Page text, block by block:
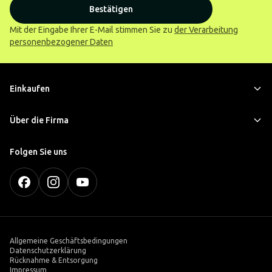
Bestätigen
Mit der Eingabe Ihrer E-Mail stimmen Sie zu der Verarbeitung
personenbezogener Daten
Einkaufen
Über die Firma
Folgen Sie uns
Allgemeine Geschäftsbedingungen
Datenschutzerklärung
Rücknahme & Entsorgung
Impressum